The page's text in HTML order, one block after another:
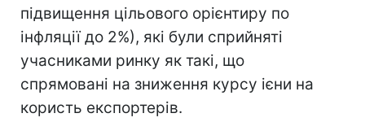
підвищення цільового орієнтиру по
інфляції до 2%), які були сприйняті
учасниками ринку як такі, що
спрямовані на зниження курсу ієни на
користь експортерів.